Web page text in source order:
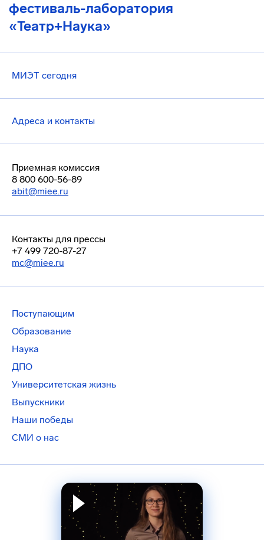
фестиваль-лаборатория
«Театр+Наука»
МИЭТ сегодня
Адреса и контакты
Приемная комиссия
8 800 600-56-89
abit@miee.ru
Контакты для прессы
+7 499 720-87-27
mc@miee.ru
Поступающим
Образование
Наука
ДПО
Университетская жизнь
Выпускники
Наши победы
СМИ о нас